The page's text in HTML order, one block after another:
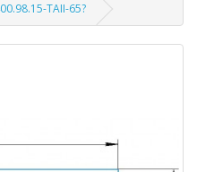
ТАII-65?